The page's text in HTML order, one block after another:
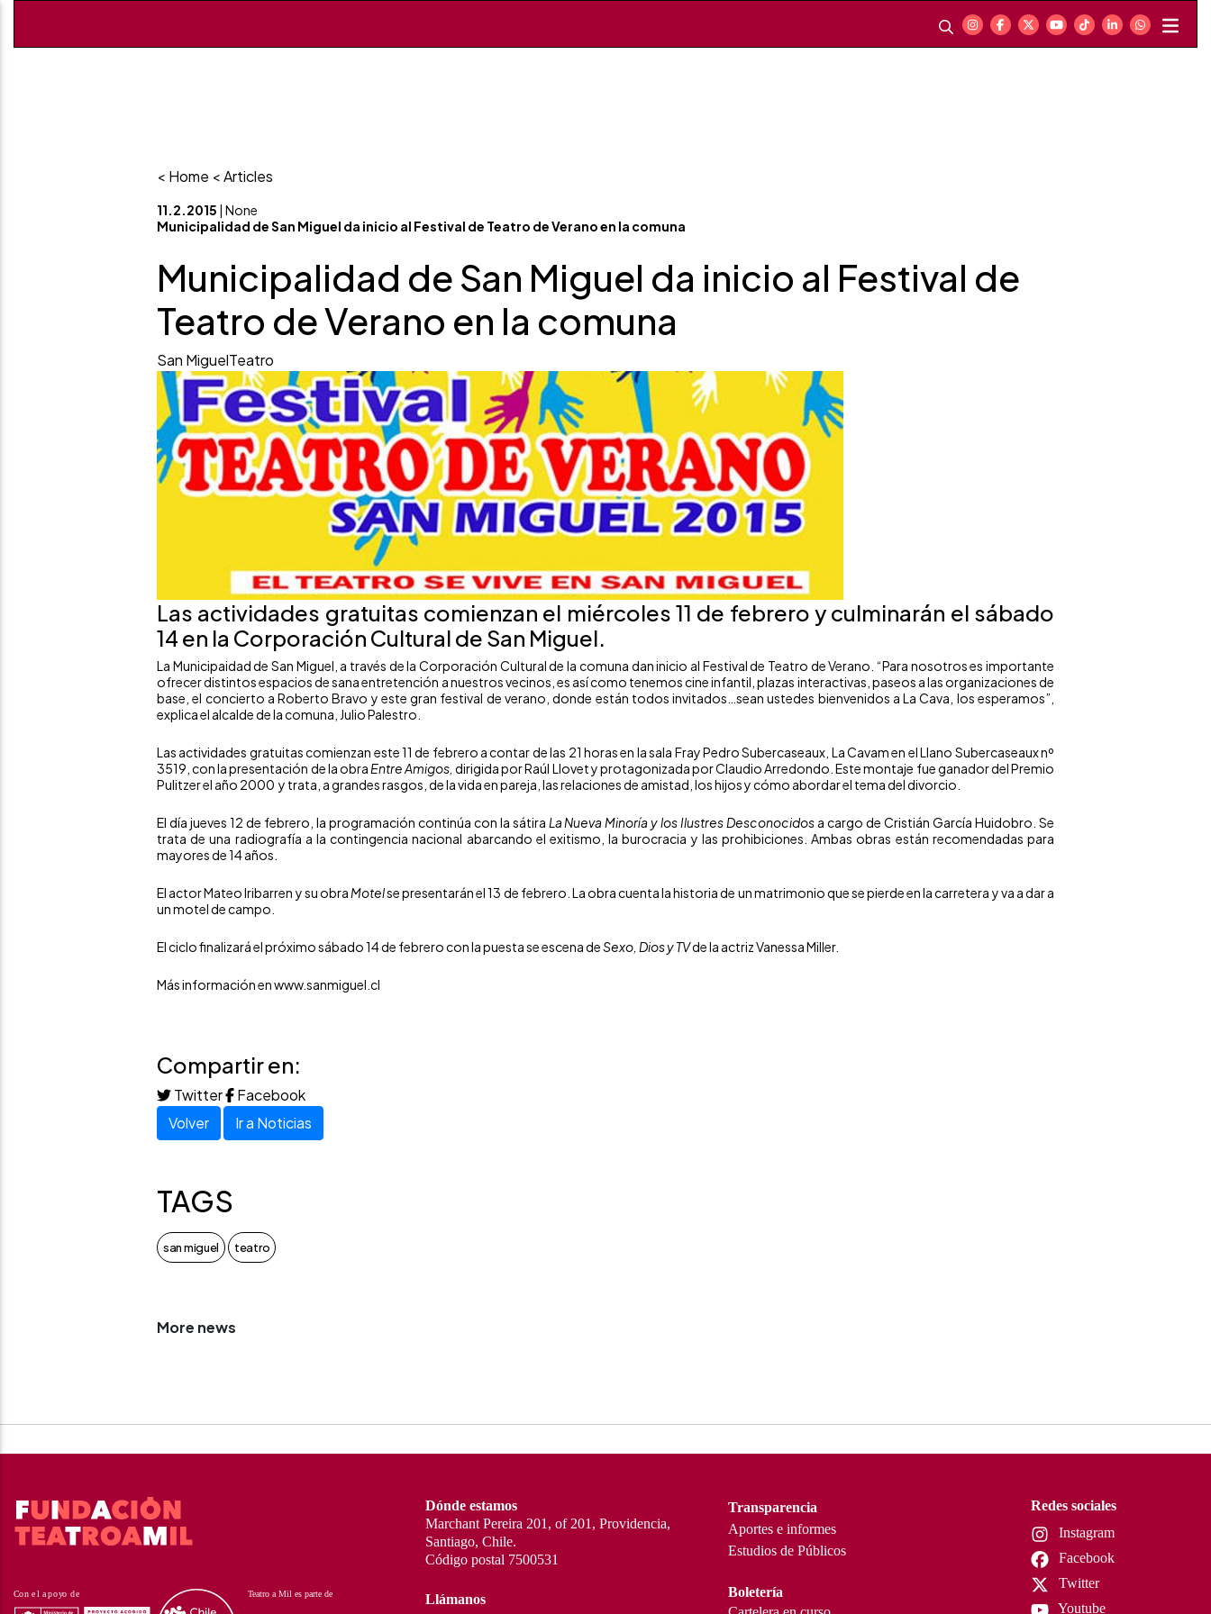
< Home < Articles
11.2.2015 | None
Municipalidad de San Miguel da inicio al Festival de Teatro de Verano en la comuna
Municipalidad de San Miguel da inicio al Festival de
Teatro de Verano en la comuna
San MiguelTeatro
Las actividades gratuitas comienzan el miércoles 11 de febrero y culminarán el sábado
14 en la Corporación Cultural de San Miguel.
La Municipaidad de San Miguel, a través de la Corporación Cultural de la comuna dan inicio al Festival de Teatro de Verano. “Para nosotros es importante
ofrecer distintos espacios de sana entretención a nuestros vecinos, es así como tenemos cine infantil, plazas interactivas, paseos a las organizaciones de
base, el concierto a Roberto Bravo y este gran festival de verano, donde están todos invitados…sean ustedes bienvenidos a La Cava, los esperamos”,
explica el alcalde de la comuna, Julio Palestro.
Las actividades gratuitas comienzan este 11 de febrero a contar de las 21 horas en la sala Fray Pedro Subercaseaux, La Cavam en el Llano Subercaseaux nº
3519, con la presentación de la obra Entre Amigos, dirigida por Raúl Llovet y protagonizada por Claudio Arredondo. Este montaje fue ganador del Premio
Pulitzer el año 2000 y trata, a grandes rasgos, de la vida en pareja, las relaciones de amistad, los hijos y cómo abordar el tema del divorcio.
El día jueves 12 de febrero, la programación continúa con la sátira La Nueva Minoría y los Ilustres Desconocidos a cargo de Cristián García Huidobro. Se
trata de una radiografía a la contingencia nacional abarcando el exitismo, la burocracia y las prohibiciones. Ambas obras están recomendadas para
mayores de 14 años.
El actor Mateo Iribarren y su obra Motelse presentarán el 13 de febrero. La obra cuenta la historia de un matrimonio que se pierde en la carretera y va a dar a
un motel de campo.
El ciclo finalizará el próximo sábado 14 de febrero con la puesta se escena deSexo, Dios y TVde la actriz Vanessa Miller.
Más información enwww.sanmiguel.cl
Compartir en:
Twitter
Facebook
Volver
Ir a Noticias
TAGS
san miguel teatro
More news
Dónde estamos
Marchant Pereira 201, of 201, Providencia,
Santiago, Chile.
Código postal 7500531
Llámanos
Transparencia
Aportes e informes
Estudios de Públicos
Boletería
Redes sociales
Instagram
Facebook
Twitter
Youtube